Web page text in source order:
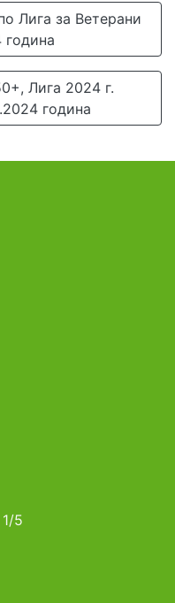
Лига за Ветерани
Лига 2024 г.
година
5